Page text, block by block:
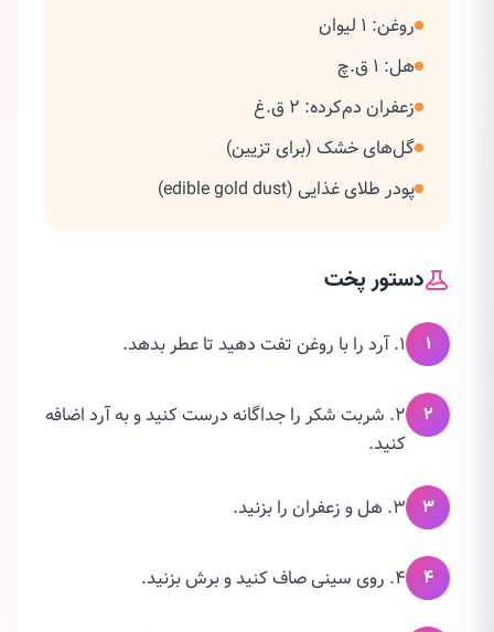
روغن: 1 لیوان
هل: 1 ق.چ
زعفران دم‌کرده: 2 ق.غ
گل‌های خشک (برای تزیین)
پودر طلای غذایی (edible gold dust)
دستور پخت
۱ 1. آرد را با روغن تفت دهید تا عطر بدهد.
۲
2. شربت شکر را جداگانه درست کنید و به آرد اضافه
کنید.
۳ 3. هل و زعفران را بزنید.
۴ 4. روی سینی صاف کنید و برش بزنید.